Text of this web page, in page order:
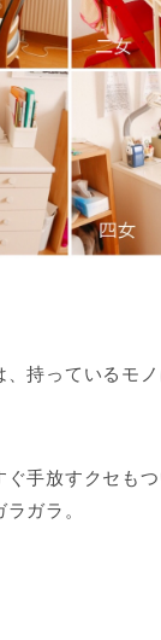
持っているモ
手放すクセもつ
ガラ。